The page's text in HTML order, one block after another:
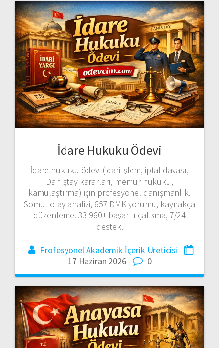
İdare Hukuku Ödevi
İdare hukuku ödevi (idari işlem, iptal davası,
Danıştay kararları, memur hukuku,
kamulaştırma) için profesyonel danışmanlık.
Somut olay analizi, 657 DMK yorumu, kaynakça
düzenleme. 33.960+ başarılı çalışma, 7/24
destek.
Profesyonel Akademik İçerik Üreticisi
17 Haziran 2026
0